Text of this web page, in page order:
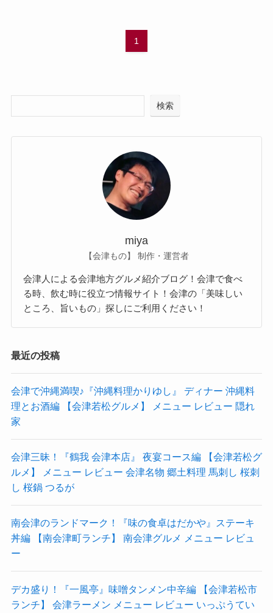
1
検索
miya
【会津もの】 制作・運営者
会津人による会津地方グルメ紹介ブログ！会津で食べ
る時、飲む時に役立つ情報サイト！会津の「美味しい
ところ、旨いもの」探しにご利用ください！
最近の投稿
会津で沖縄満喫♪『沖縄料理かりゆし』 ディナー 沖縄料
理とお酒編 【会津若松グルメ】 メニュー レビュー 隠れ
家
会津三昧！『鶴我 会津本店』 夜宴コース編 【会津若松グ
ルメ】 メニュー レビュー 会津名物 郷土料理 馬刺し 桜刺
し 桜鍋 つるが
南会津のランドマーク！『味の食卓はだかや』ステーキ
丼編 【南会津町ランチ】 南会津グルメ メニュー レビュ
ー
デカ盛り！『一風亭』味噌タンメン中辛編 【会津若松市
ランチ】 会津ラーメン メニュー レビュー いっぷうてい